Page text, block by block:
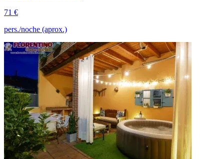
71 €
pers./noche (aprox.)